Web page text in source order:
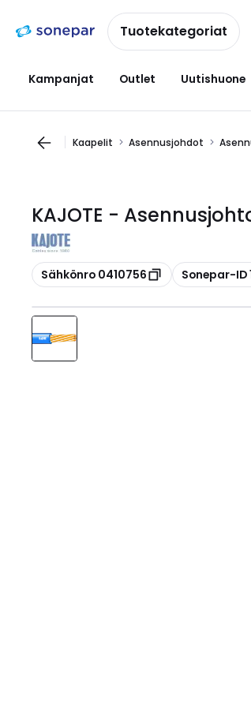
navigointiinsisältöönTuotekategoriat
Kampanjat Outlet Uutishuone
Kaapelit Asennusjohdot
KAJOTE -
Kopioi
Sähkönro 0410756 Kopioi
Sonepar-